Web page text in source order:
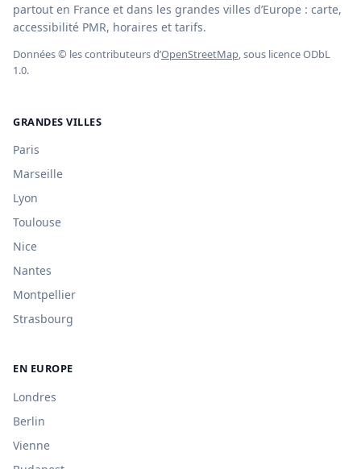
partout en France et dans les grandes villes d’Europe : carte,
accessibilité PMR, horaires et tarifs.
Données © les contributeurs d’OpenStreetMap, sous licence ODbL
1.0.
GRANDES VILLES
Paris
Marseille
Lyon
Toulouse
Nice
Nantes
Montpellier
Strasbourg
EN EUROPE
Londres
Berlin
Vienne